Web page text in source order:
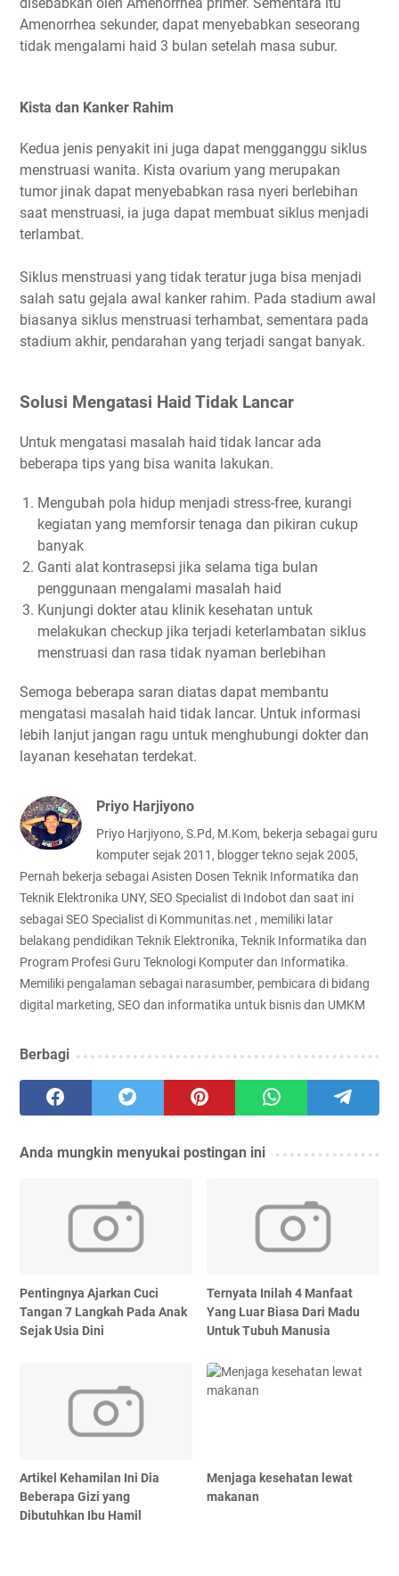
Amenorrhea sekunder, dapat menyebabkan seseorang
tidak mengalami haid 3 bulan setelah masa subur.
Kista dan Kanker Rahim
Kedua jenis penyakit ini juga dapat mengganggu siklus
menstruasi wanita. Kista ovarium yang merupakan
tumor jinak dapat menyebabkan rasa nyeri berlebihan
saat menstruasi, ia juga dapat membuat siklus menjadi
terlambat.
Siklus menstruasi yang tidak teratur juga bisa menjadi
salah satu gejala awal kanker rahim. Pada stadium awal
biasanya siklus menstruasi terhambat, sementara pada
stadium akhir, pendarahan yang terjadi sangat banyak.
Solusi Mengatasi Haid Tidak Lancar
Untuk mengatasi masalah haid tidak lancar ada
beberapa tips yang bisa wanita lakukan.
Mengubah pola hidup menjadi stress-free, kurangi
kegiatan yang memforsir tenaga dan pikiran cukup
banyak
Ganti alat kontrasepsi jika selama tiga bulan
penggunaan mengalami masalah haid
Kunjungi dokter atau klinik kesehatan untuk
melakukan checkup jika terjadi keterlambatan siklus
menstruasi dan rasa tidak nyaman berlebihan
Semoga beberapa saran diatas dapat membantu
mengatasi masalah haid tidak lancar. Untuk informasi
lebih lanjut jangan ragu untuk menghubungi dokter dan
layanan kesehatan terdekat.
Priyo Harjiyono
Priyo Harjiyono, S.Pd, M.Kom, bekerja sebagai guru
komputer sejak 2011, blogger tekno sejak 2005,
Pernah bekerja sebagai Asisten Dosen Teknik Informatika dan
Teknik Elektronika UNY, SEO Specialist di Indobot dan saat ini
sebagai SEO Specialist di Kommunitas.net , memiliki latar
belakang pendidikan Teknik Elektronika, Teknik Informatika dan
Program Profesi Guru Teknologi Komputer dan Informatika.
Memiliki pengalaman sebagai narasumber, pembicara di bidang
digital marketing, SEO dan informatika untuk bisnis dan UMKM
Berbagi
Anda mungkin menyukai postingan ini
Pentingnya Ajarkan Cuci
Tangan 7 Langkah Pada Anak
Sejak Usia Dini
Ternyata Inilah 4 Manfaat
Yang Luar Biasa Dari Madu
Untuk Tubuh Manusia
Artikel Kehamilan Ini Dia
Beberapa Gizi yang
Dibutuhkan Ibu Hamil
Menjaga kesehatan lewat
makanan